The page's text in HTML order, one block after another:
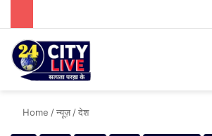
Home /न्यूज़ /देश